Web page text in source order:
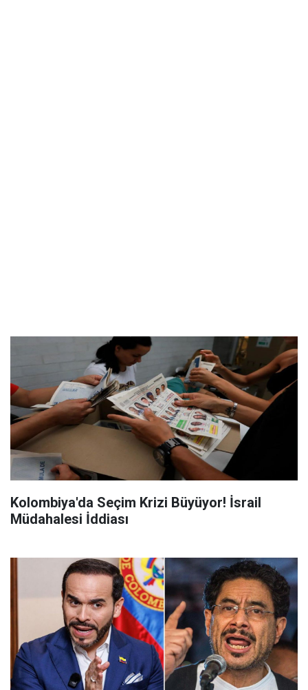
Kolombiya'da Seçim Krizi Büyüyor! İsrail
Müdahalesi İddiası